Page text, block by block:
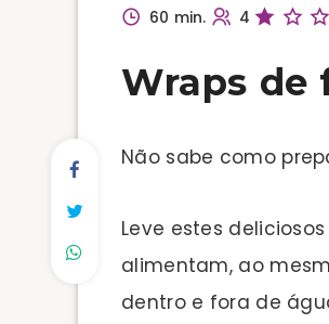
60 min. 4
Wraps de
Não sabe como
Leve estes
alimentam, ao
dentro e fora de